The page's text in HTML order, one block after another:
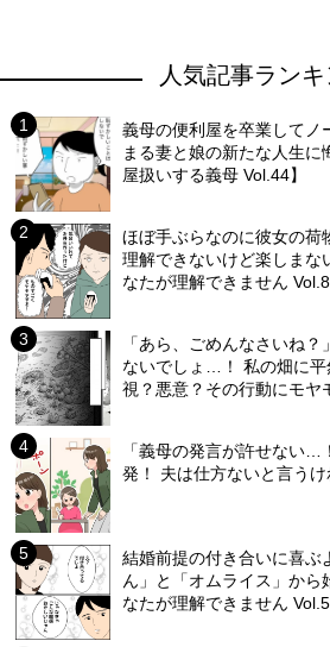
人気記事ラン
義母の便利屋を卒業してノ
まる妻と娘の新たな人生に
屋扱いする義母 Vol.44】
ほぼ手ぶらなのに彼女の荷
理解できないけど楽しまな
なたが理解できません Vol.8
「あら、ごめんなさいね
ないでしょ…！ 私の畑に
視？悪意？その行動にモヤ
「義母の発言が許せない…
発！ 夫は仕方ないと言う
結婚前提の付き合いに喜
ん」と「オムライス」から
なたが理解できません Vol.5